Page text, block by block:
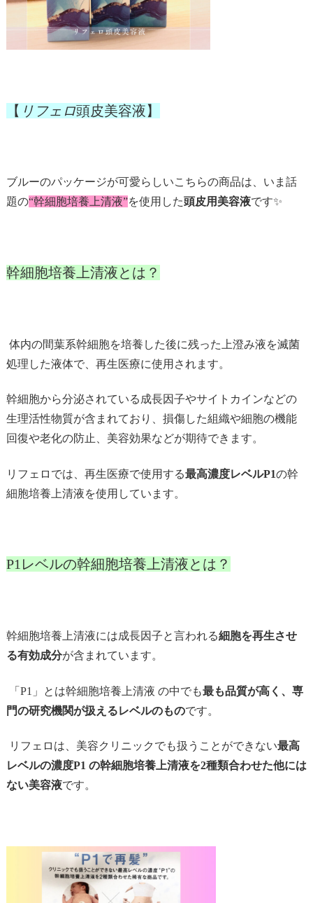
【 リフェロ頭皮美容液】
ブルーのパッケージが可愛らしいこちらの商品は、いま話
題の“幹細胞培養上清液”を使用した頭皮用美容液です✨
幹細胞培養上清液とは？
体内の間葉系幹細胞を培養した後に残った上澄み液を滅菌
処理した液体で、再生医療に使用されます。
幹細胞から分泌されている成長因子やサイトカインなどの
生理活性物質が含まれており、損傷した組織や細胞の機能
回復や老化の防止、美容効果などが期待できます。
リフェロでは、再生医療で使用する最高濃度レベルP1の幹
細胞培養上清液を使用しています。
P1レベルの幹細胞培養上清液とは？
幹細胞培養上清液には成長因子と言われる細胞を再生させ
る有効成分が含まれています。
「 P1 」とは幹細胞培養上清液 の中でも最も品質が高く、専
門の研究機関が扱えるレベルのものです。
リフェロは、美容クリニックでも扱うことができない最高
レベルの濃度P1 の幹細胞培養上清液を2種類合わせた他には
ない美容液です。